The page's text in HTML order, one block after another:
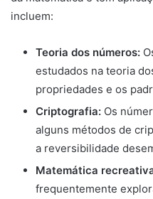
incluem:
Teoria dos números:
estudados na teoria
propriedades e os
Criptografia: Os
alguns métodos de
a reversibilidade
Matemática
frequentemente